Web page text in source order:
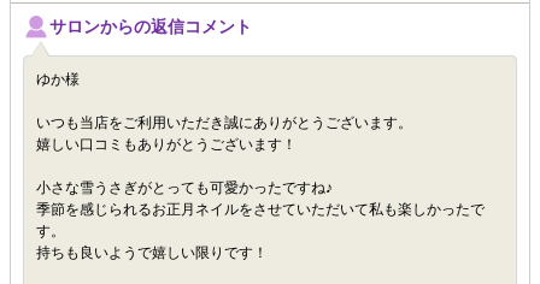
サロンからの返信コメント
ゆか様
いつも当店をご利用いただき誠にありがとうございます。
嬉しい口コミもありがとうございます！
小さな雪うさぎがとっても可愛かったですね♪
季節を感じられるお正月ネイルをさせていただいて私も楽しかったで
す。
持ちも良いようで嬉しい限りです！